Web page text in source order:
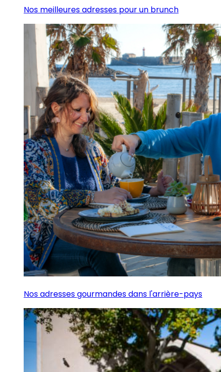
Nos meilleures adresses pour un brunch
Nos adresses gourmandes dans l'arrière-pays